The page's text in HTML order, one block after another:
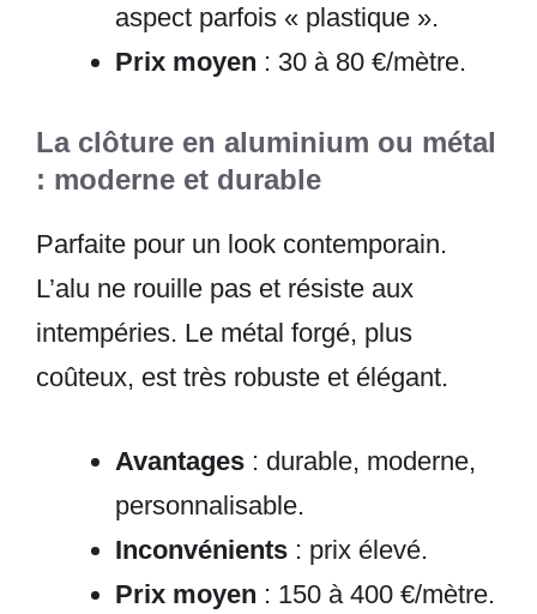
aspect parfois « plastique ».
Prix moyen : 30 à 80 €/mètre.
La clôture en aluminium ou métal
: moderne et durable
Parfaite pour un look contemporain.
L’alu ne rouille pas et résiste aux
intempéries. Le métal forgé, plus
coûteux, est très robuste et élégant.
Avantages : durable, moderne,
personnalisable.
Inconvénients : prix élevé.
Prix moyen : 150 à 400 €/mètre.